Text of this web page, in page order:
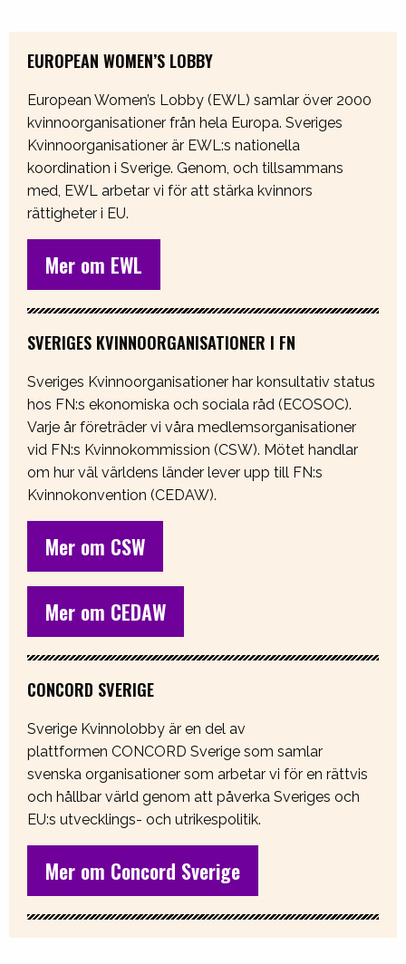
EUROPEAN WOMEN’S LOBBY
European Women’s Lobby (EWL) samlar över 2000
kvinnoorganisationer från hela Europa. Sveriges
Kvinnoorganisationer är EWL:s nationella
koordination i Sverige. Genom, och tillsammans
med, EWL arbetar vi för att stärka kvinnors
rättigheter i EU.
Mer om EWL
SVERIGES KVINNOORGANISATIONER I FN
Sveriges Kvinnoorganisationer har konsultativ status
hos FN:s ekonomiska och sociala råd (ECOSOC).
Varje år företräder vi våra medlemsorganisationer
vid FN:s Kvinnokommission (CSW). Mötet handlar
om hur väl världens länder lever upp till FN:s
Kvinnokonvention (CEDAW).
Mer om CSW
Mer om CEDAW
CONCORD SVERIGE
Sverige Kvinnolobby är en del av
plattformen CONCORD Sverige som samlar
svenska organisationer som arbetar vi för en rättvis
och hållbar värld genom att påverka Sveriges och
EU:s utvecklings- och utrikespolitik.
Mer om Concord Sverige